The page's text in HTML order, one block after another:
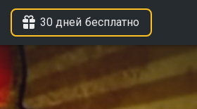
30 дней бесплатно